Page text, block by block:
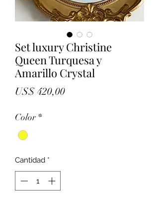
Set luxury Christine
Queen Turquesa y
Amarillo Crystal
US$ 420,00Precio
Color *
Cantidad *